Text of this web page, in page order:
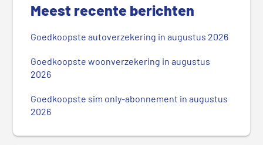
d
Meest recente berichten
Goedkoopste autoverzekering in augustus 2026
Goedkoopste woonverzekering in augustus
2026
Goedkoopste sim only-abonnement in augustus
2026